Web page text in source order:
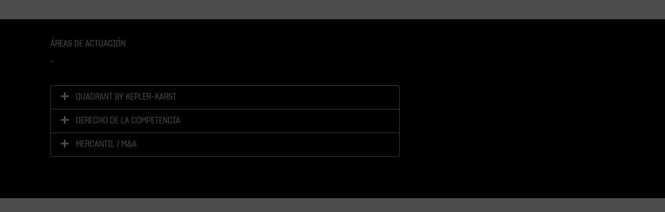
ÁREAS DE ACTUACIÓN
–
QUADRANT BY KEPLER-KARST
DERECHO DE LA COMPETENCIA
MERCANTIL / M&A